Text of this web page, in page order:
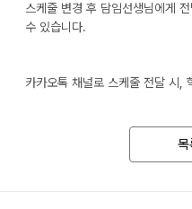
스케줄 변경 후 담임선생님에게
수 있습니다.
카카오톡 채널로 스케줄 전달 시,
목